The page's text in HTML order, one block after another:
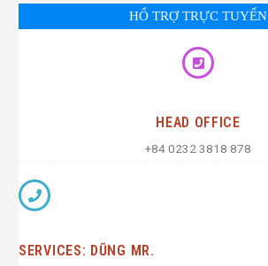
HỔ TRỢ TRỰC TUYẾN
HEAD OFFICE
+84 0232 3818 878
SERVICES: DŨNG MR.